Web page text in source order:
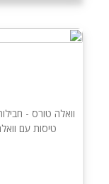
וואלה טורס -
טיסות עם